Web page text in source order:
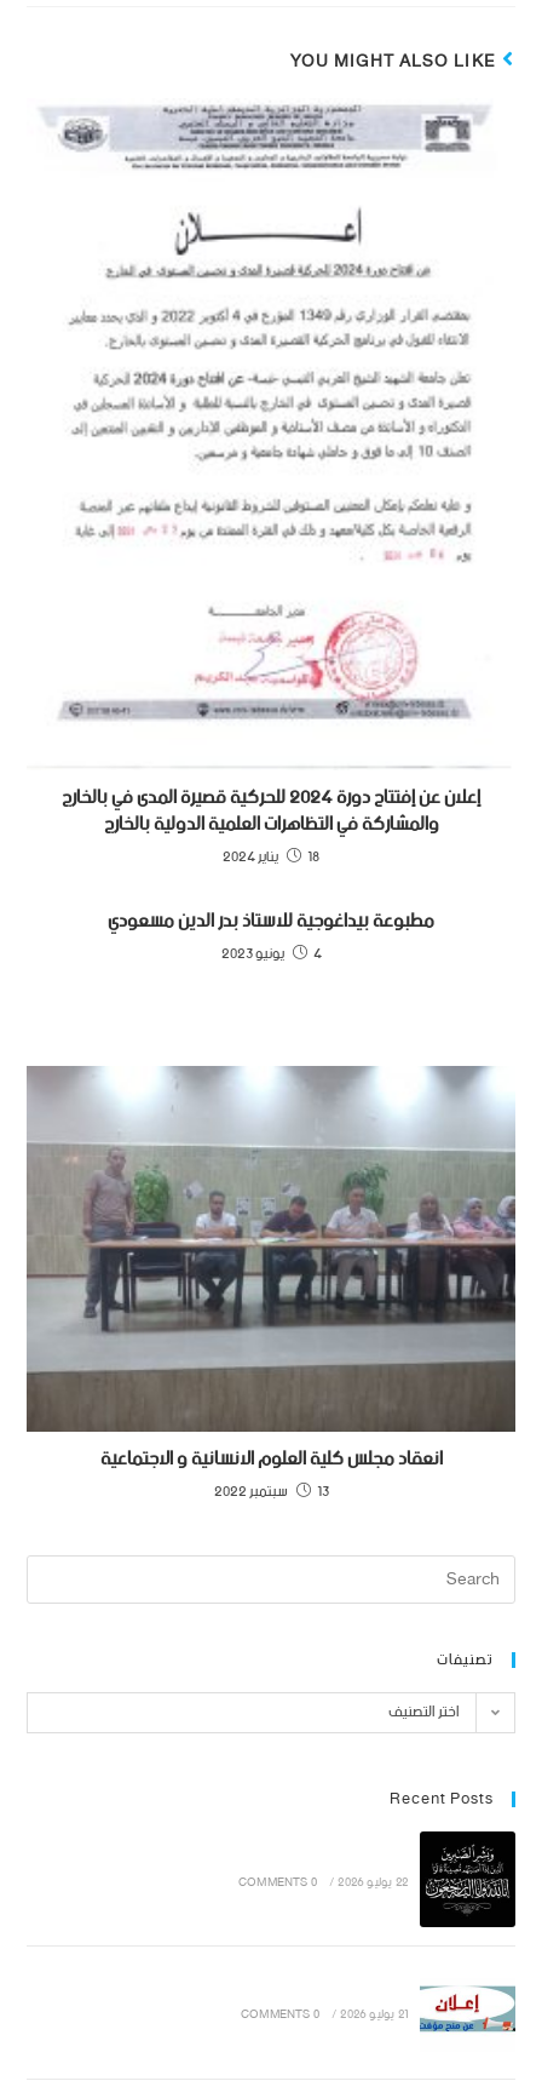
YOU MIGHT ALSO LIKE
إعلان عن إفتتاح دورة 2024 للحركية قصيرة المدى في بالخارج
والمشاركة في التظاهرات العلمية الدولية بالخارج
18 يناير 2024
مطبوعة بيداغوجية للاستاذ بدر الدين مسعودي
4 يونيو 2023
انعقاد مجلس كلية العلوم الانسانية و الاجتماعية
13 سبتمبر 2022
تصنيفات
اختر التصنيف
Recent Posts
22 يوليو 2026 /
0 COMMENTS
21 يوليو 2026 /
0 COMMENTS